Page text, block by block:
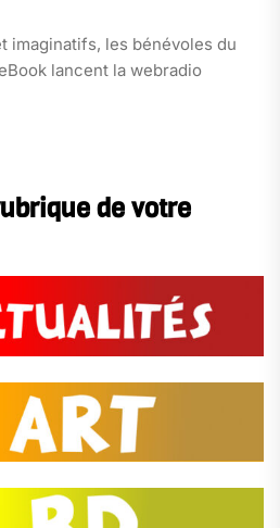
imaginatifs, les bénévoles du
lancent la webradio
de votre